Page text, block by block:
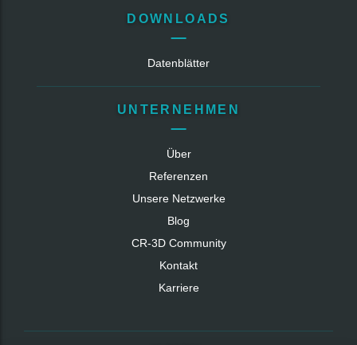
DOWNLOADS
Datenblätter
UNTERNEHMEN
Über
Referenzen
Unsere Netzwerke
Blog
CR‑3D Community
Kontakt
Karriere